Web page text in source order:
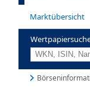
Marktübersicht